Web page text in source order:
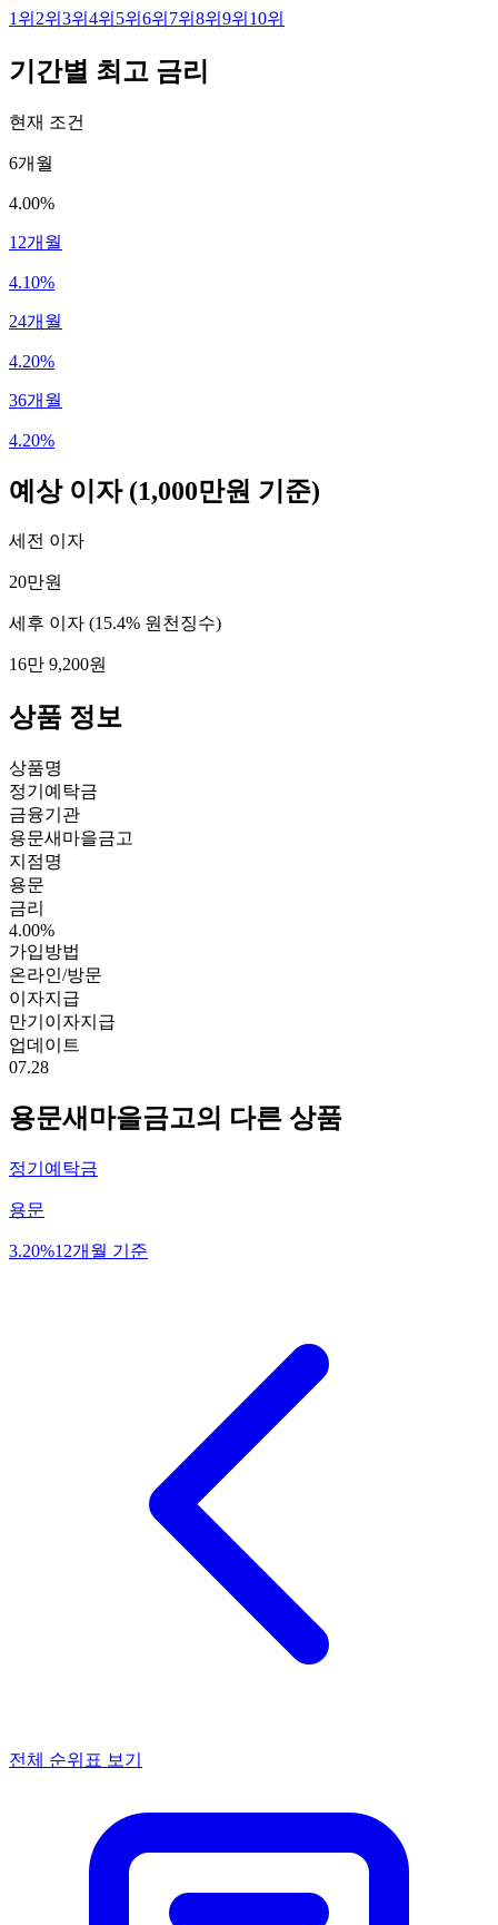
1 위 2위 3위 4위 5위 6위 7위 8위 9위 10위
기간별 최고 금리
현재 조건
6개월
4.00%
12개월
4.10%
24개월
4.20%
36개월
4.20%
예상 이자 (1,000만원 기준)
세전 이자
20만원
세후 이자 (15.4% 원천징수)
16만 9,200원
상품 정보
상품명
정기예탁금
금융기관
용문새마을금고
지점명
용문
금리
4.00%
가입방법
온라인/방문
이자지급
만기이자지급
업데이트
07.28
용문새마을금고의 다른 상품
정기예탁금
용문
3.20%12개월 기준
전체 순위표 보기